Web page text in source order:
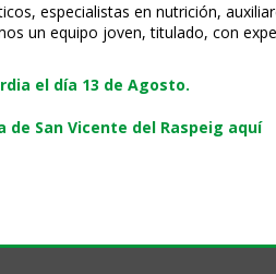
especialistas en nutrición,
un equipo joven, titulado, con
el día 13 de Agosto.
San Vicente del Raspeig aquí